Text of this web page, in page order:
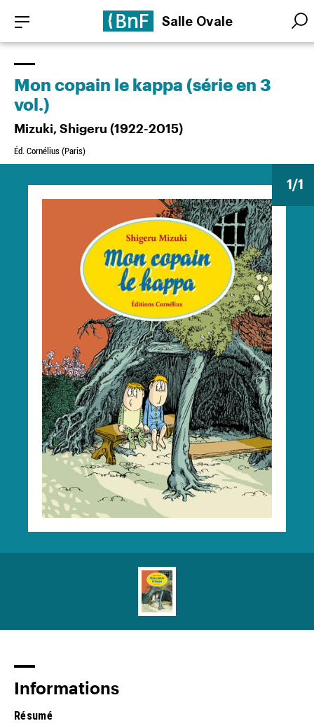
contenu
principal
Salle Ovale
1/1
Mon copain le kappa (série en 3
vol.)
Mizuki, Shigeru (1922-2015)
Éd. Cornélius (Paris)
Informations
Résumé
Panneau de gestion des cookies